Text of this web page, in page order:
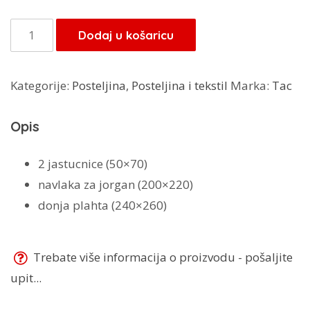
TAC
posteljina
količina
Dodaj u košaricu
Kategorije: Posteljina, Posteljina i tekstil Marka: Tac
Opis
2 jastucnice (50×70)
navlaka za jorgan (200×220)
donja plahta (240×260)
Trebate više informacija o proizvodu - pošaljite
upit...